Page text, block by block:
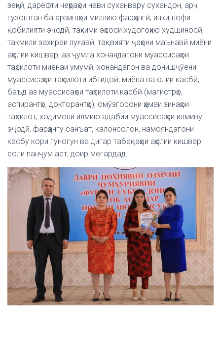
зеҳнӣ, дарёфти чеҳраҳои нави суханвару сухандон, арҷ
гузоштан ба арзишҳои миллию фарҳангӣ, инкишофи
қобилияти эҷодӣ, таҳкими эҳсоси худогоҳию худшиносӣ,
такмили захираи луғавӣ, тақвияти ҷаҳони маънавӣ миёни
аҳолии кишвар, аз ҷумла хонандагони муассисаҳои
таҳсилоти миёнаи умумӣ, хонандагон ва донишҷӯёни
муассисаҳои таҳсилоти ибтидоӣ, миёна ва олии касбӣ,
баъд аз муассисаҳои таҳсилоти касбӣ (магистрҳо,
аспирантҳо, докторантҳо), омӯзгорони ҳамаи зинаҳои
таҳсилот, ходимони илмию адабии муассисаҳои илмиву
эҷодӣ, фарҳангу санъат, калонсолон, намояндагони
касбу кори гуногун ва дигар табақаҳои аҳолии кишвар
соли панҷум аст, доир мегардад.